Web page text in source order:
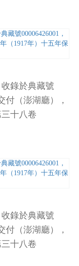
錄於典藏號
付（澎湖廳），
十八卷
錄於典藏號
付（澎湖廳），
十八卷